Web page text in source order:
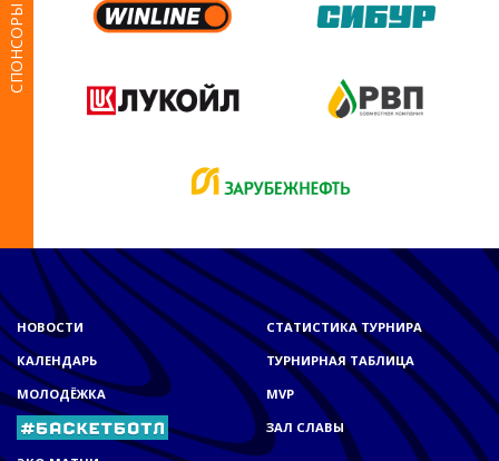
СПОНСОРЫ
НОВОСТИ
КАЛЕНДАРЬ
МОЛОДЁЖКА
СТАТИСТИКА ТУРНИРА
ТУРНИРНАЯ ТАБЛИЦА
MVP
ЗАЛ СЛАВЫ